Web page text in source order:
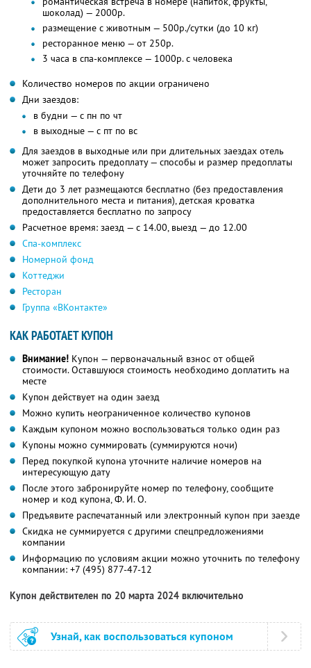
шоколад) — 2000р.
размещение с животным — 500р./сутки (до 10 кг)
ресторанное меню — от 250р.
3 часа в спа-комплексе — 1000р. с человека
Количество номеров по акции ограничено
Дни заездов:
в будни — с пн по чт
в выходные — с пт по вс
Для заездов в выходные или при длительных заездах отель
может запросить предоплату — способы и размер предоплаты
уточняйте по телефону
Дети до 3 лет размещаются бесплатно (без предоставления
дополнительного места и питания), детская кроватка
предоставляется бесплатно по запросу
Расчетное время: заезд — с 14.00, выезд — до 12.00
Спа-комплекс
Номерной фонд
Коттеджи
Ресторан
Группа «ВКонтакте»
КАК РАБОТАЕТ КУПОН
Внимание! Купон — первоначальный взнос от общей
стоимости. Оставшуюся стоимость необходимо доплатить на
месте
Купон действует на один заезд
Можно купить неограниченное количество купонов
Каждым купоном можно воспользоваться только один раз
Купоны можно суммировать (суммируются ночи)
Перед покупкой купона уточните наличие номеров на
интересующую дату
После этого забронируйте номер по телефону, сообщите
номер и код купона,Ф. И. О.
Предъявите распечатанный или электронный купон при заезде
Скидка не суммируется с другими спецпредложениями
компании
Информацию по условиям акции можно уточнить по телефону
компании: +7 (495) 877-47-12
Купон действителен по 20 марта 2024 включительно
Узнай, как воспользоваться купоном